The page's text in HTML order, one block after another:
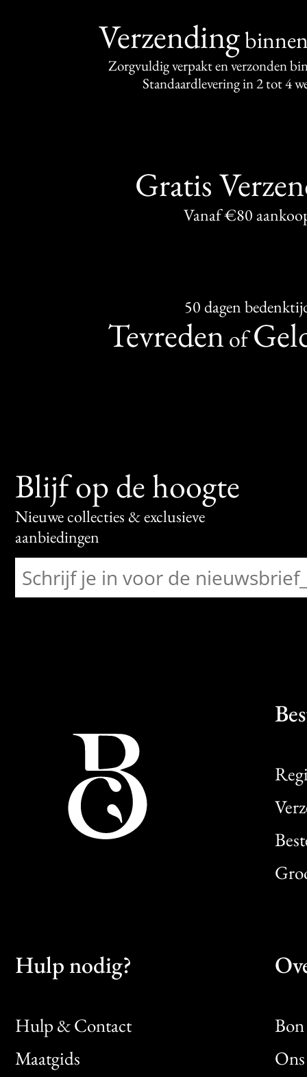
Verzending
Zorgvuldig verpakt en verzonden
Standaardlevering in 2 tot 4
Gratis
Vanaf €80
50 dagen
Tevredenof
Blijf op de hoogte
Nieuwe collecties & exclusieve
aanbiedingen
Hulp nodig?
Hulp & Contact
Maatgids